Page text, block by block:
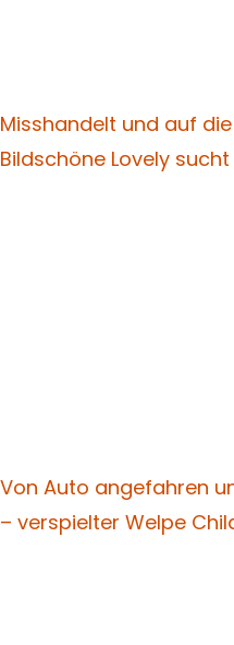
Misshandelt und auf
Bildschöne Lovely
Von Auto angefahren
– verspielter Welpe